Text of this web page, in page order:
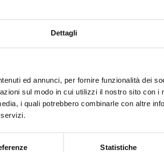
Dettagli
ed annunci, per fornire funzionalità dei
sul modo in cui utilizzi il nostro sito con i
i quali potrebbero combinarle con altre
Statistiche